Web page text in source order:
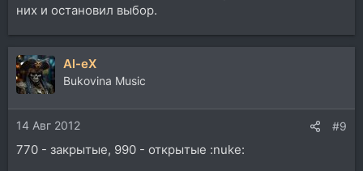
них и остановил выбор.
Al-eX
Bukovina Music
14 Авг 2012 #9
770 - закрытые, 990 - открытые :nuke: